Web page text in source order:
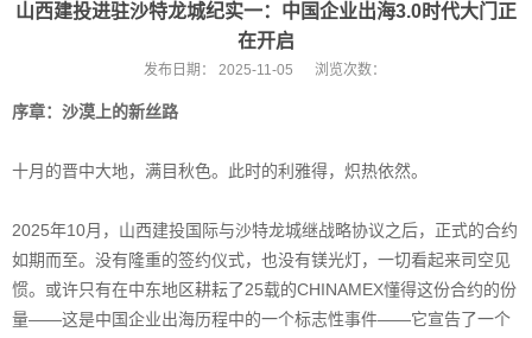
山西建投进驻沙特龙城纪实一：中国企业出海3.0时代大门正
在开启
发布日期： 2025-11-05 浏览次数：
序章：沙漠上的新丝路
十月的晋中大地，满目秋色。此时的利雅得，炽热依然。
2025年10月，山西建投国际与沙特龙城继战略协议之后，正式的合约
如期而至。没有隆重的签约仪式，也没有镁光灯，一切看起来司空见
惯。或许只有在中东地区耕耘了25载的CHINAMEX懂得这份合约的份
量——这是中国企业出海历程中的一个标志性事件——它宣告了一个